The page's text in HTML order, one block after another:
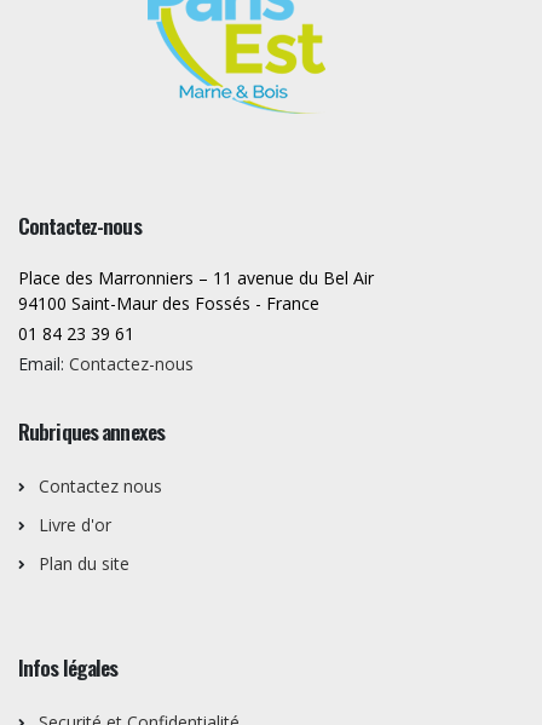
Contactez-nous
Place des Marronniers – 11 avenue du Bel Air
94100 Saint-Maur des Fossés - France
01 84 23 39 61
Email: Contactez-nous
Rubriques annexes
Contactez nous
Livre d'or
Plan du site
Infos légales